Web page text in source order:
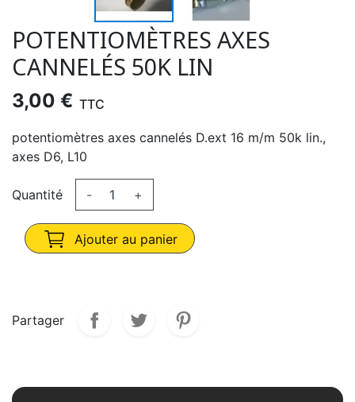
POTENTIOMÈTRES AXES
CANNELÉS 50K LIN
3,00 € TTC
potentiomètres axes cannelés D.ext 16 m/m 50k lin.,
axes D6, L10
Quantité - +
Ajouter au panier
Partager